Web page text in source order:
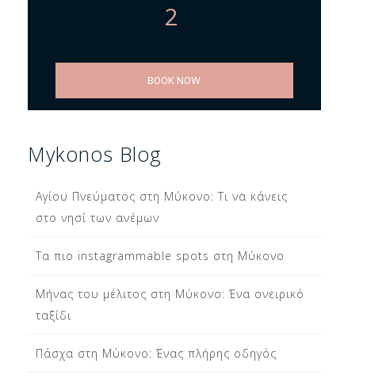
BOOK NOW
Mykonos Blog
Αγίου Πνεύματος στη Μύκονο: Τι να κάνεις
στο νησί των ανέμων
Τα πιο instagrammable spots στη Μύκονο
Μήνας του μέλιτος στη Μύκονο: Ένα ονειρικό
ταξίδι
Πάσχα στη Μύκονο: Ένας πλήρης οδηγός